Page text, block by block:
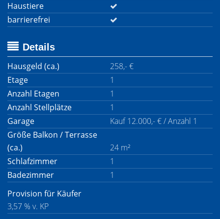
Haustiere
barrierefrei
Details
Hausgeld (ca.)
258,- €
Etage
1
Anzahl Etagen
1
Anzahl Stellplätze
1
Garage
Kauf 12.000,- € / Anzahl 1
Größe Balkon / Terrasse
(ca.)
24 m²
Schlafzimmer
1
Badezimmer
1
Provision für Käufer
3,57 % v. KP